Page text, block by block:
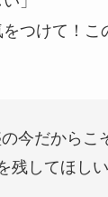
をつけて！
今だからこ
残してほしい